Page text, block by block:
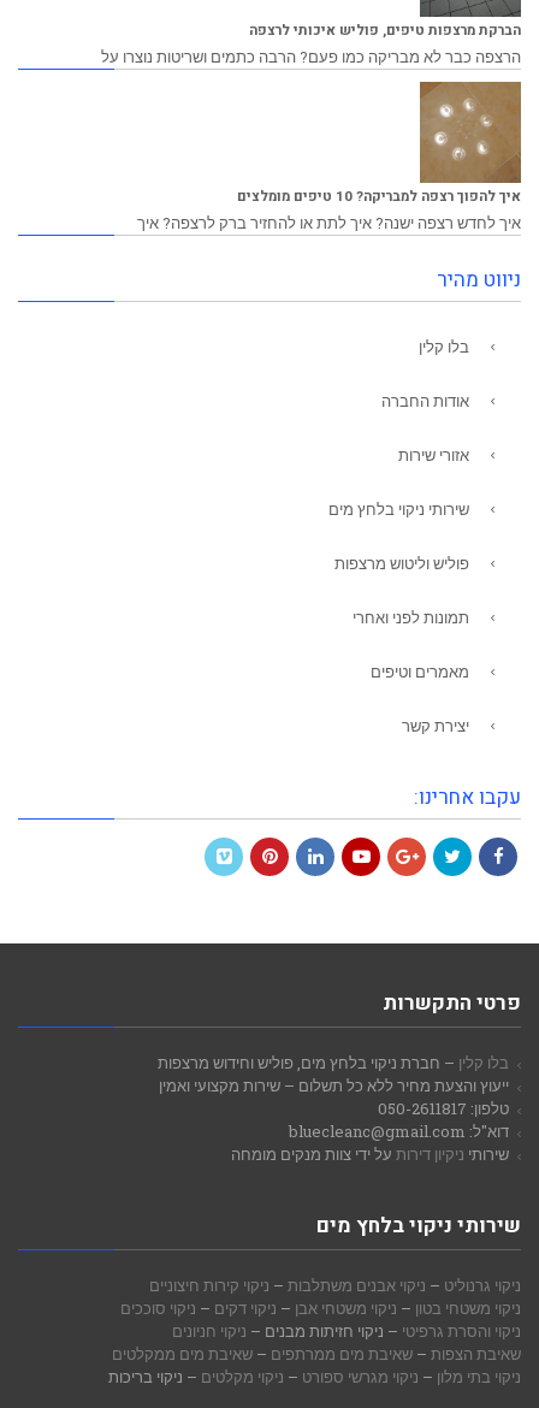
הברקת מרצפות טיפים, פוליש איכותי לרצפה
הרצפה כבר לא מבריקה כמו פעם? הרבה כתמים ושריטות נוצרו על
איך להפוך רצפה למבריקה? 10 טיפים מומלצים
איך לחדש רצפה ישנה? איך לתת או להחזיר ברק לרצפה? איך
ניווט מהיר
בלו קלין
אודות החברה
אזורי שירות
שירותי ניקוי בלחץ מים
פוליש וליטוש מרצפות
תמונות לפני ואחרי
מאמרים וטיפים
יצירת קשר
עקבו אחרינו:
פרטי התקשרות
בלו קלין – חברת ניקוי בלחץ מים, פוליש וחידוש מרצפות
ייעוץ והצעת מחיר ללא כל תשלום – שירות מקצועי ואמין
טלפון: 050-2611817
דוא"ל: bluecleanc@gmail.com
שירותי ניקיון דירות על ידי צוות מנקים מומחה
שירותי ניקוי בלחץ מים
ניקוי גרנוליט – ניקוי אבנים משתלבות – ניקוי קירות חיצוניים
ניקוי משטחי בטון – ניקוי משטחי אבן – ניקוי דקים – ניקוי סוככים
ניקוי והסרת גרפיטי – ניקוי חזיתות מבנים – ניקוי חניונים
שאיבת הצפות – שאיבת מים ממרתפים – שאיבת מים ממקלטים
ניקוי בתי מלון – ניקוי מגרשי ספורט – ניקוי מקלטים – ניקוי בריכות